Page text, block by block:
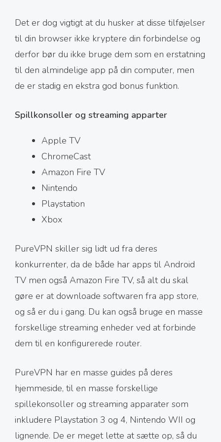
Det er dog vigtigt at du husker at disse tilføjelser
til din browser ikke kryptere din forbindelse og
derfor bør du ikke bruge dem som en erstatning
til den almindelige app på din computer, men
de er stadig en ekstra god bonus funktion.
Spillkonsoller og streaming apparter
Apple TV
ChromeCast
Amazon Fire TV
Nintendo
Playstation
Xbox
PureVPN skiller sig lidt ud fra deres
konkurrenter, da de både har apps til Android
TV men også Amazon Fire TV, så alt du skal
gøre er at downloade softwaren fra app store,
og så er du i gang. Du kan også bruge en masse
forskellige streaming enheder ved at forbinde
dem til en konfigurerede router.
PureVPN har en masse guides på deres
hjemmeside, til en masse forskellige
spillekonsoller og streaming apparater som
inkludere Playstation 3 og 4, Nintendo WII og
lignende. De er meget lette at sætte op, så du